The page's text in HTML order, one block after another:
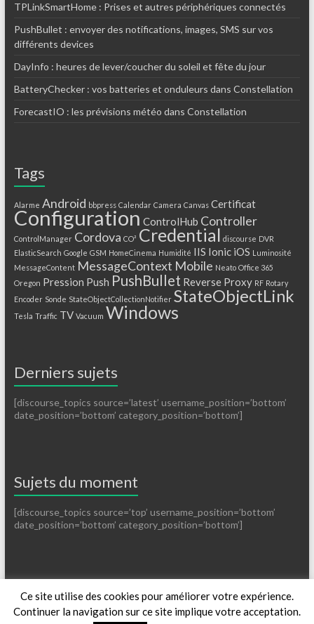
TPLinkSmartHome : Prises et autres périphériques connectés
PushBullet : envoyer des notifications, images, SMS sur vos
différents devices
DayInfo : heures de lever/coucher du soleil et fête du jour
BatteryChecker : vos batteries et onduleurs dans Constellation
ForecastIO : les prévisions météo dans Constellation
Tags
Alarme Android bbpress Calendar Camera Canvas Certificat
Configuration ControlHub Controller
ControlManager Cordova CO² Credential discourse DVR
ElasticSearch Google GSM HomeCinema Humidité IIS Ionic iOS Luminosité
MessageContent MessageContext Mobile Neato Office 365
Oregon Pression Push PushBullet Reverse Proxy RF Rotary
Encoder Sonde StateObjectCollectionNotifier StateObjectLink
Tesla Traffic TV Vacuum Windows
Derniers sujets
[discourse_topics source=’latest’ username_position=’bottom’
date_position=’bottom’ category_position=’bottom’]
Sujets du moment
[discourse_topics source=’top’ username_position=’bottom’
date_position=’bottom’ category_position=’bottom’]
Copyright © 2014-2026Constellation
La Plateforme
Blog Licences Support Forum Contact
Ce site utilise des cookies pour améliorer votre expérience.
Continuer la navigation sur ce site implique votre acceptation.